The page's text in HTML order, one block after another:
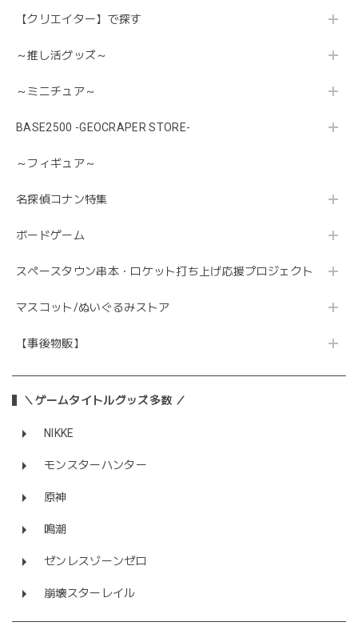
【クリエイター】で探す
～推し活グッズ～
～ミニチュア～
BASE2500 -GEOCRAPER STORE-
～フィギュア～
名探偵コナン特集
ボードゲーム
スペースタウン串本・ロケット打ち上げ応援プロジェクト
マスコット/ぬいぐるみストア
【事後物販】
＼ゲームタイトルグッズ多数 ／
NIKKE
モンスターハンター
原神
鳴潮
ゼンレスゾーンゼロ
崩壊スターレイル